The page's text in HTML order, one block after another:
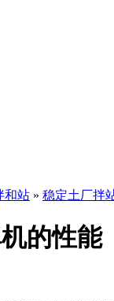
和站 » 稳定土厂拌
的性能